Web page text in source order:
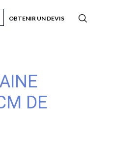
OBTENIR UN DEVIS
DE